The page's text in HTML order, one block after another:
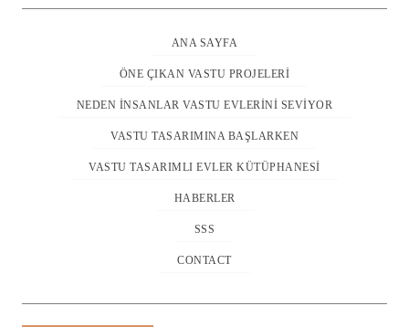
ANA SAYFA
ÖNE ÇIKAN VASTU PROJELERI
NEDEN İNSANLAR VASTU EVLERINI SEVIYOR
VASTU TASARIMINA BAŞLARKEN
VASTU TASARIMLI EVLER KÜTÜPHANESI
HABERLER
SSS
CONTACT